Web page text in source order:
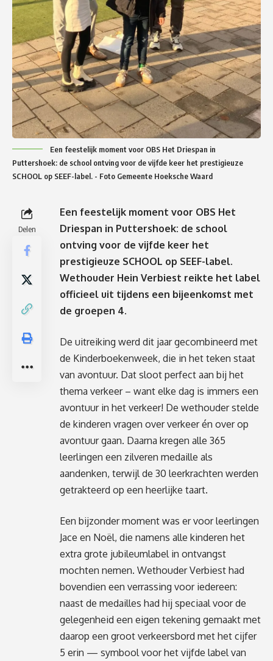
Een feestelijk moment voor OBS Het Driespan in
Puttershoek: de school ontving voor de vijfde keer het prestigieuze
SCHOOL op SEEF-label. - Foto Gemeente Hoeksche Waard
Delen
Een feestelijk moment voor OBS Het
Driespan in Puttershoek: de school
ontving voor de vijfde keer het
prestigieuze SCHOOL op SEEF-label.
Wethouder Hein Verbiest reikte het label
officieel uit tijdens een bijeenkomst met
de groepen 4.
De uitreiking werd dit jaar gecombineerd met
de Kinderboekenweek, die in het teken staat
van avontuur. Dat sloot perfect aan bij het
thema verkeer – want elke dag is immers een
avontuur in het verkeer! De wethouder stelde
de kinderen vragen over verkeer én over op
avontuur gaan. Daarna kregen alle 365
leerlingen een zilveren medaille als
aandenken, terwijl de 30 leerkrachten werden
getrakteerd op een heerlijke taart.
Een bijzonder moment was er voor leerlingen
Jace en Noël, die namens alle kinderen het
extra grote jubileumlabel in ontvangst
mochten nemen. Wethouder Verbiest had
bovendien een verrassing voor iedereen:
naast de medailles had hij speciaal voor de
gelegenheid een eigen tekening gemaakt met
daarop een groot verkeersbord met het cijfer
5 erin — symbool voor het vijfde label van